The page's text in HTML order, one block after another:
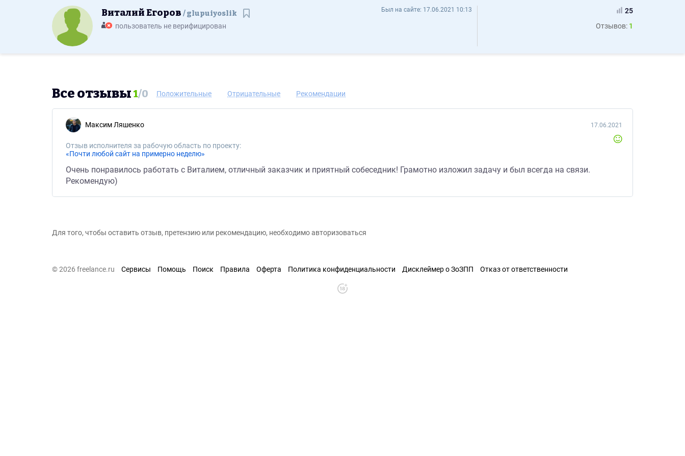
Виталий Егоров glupuiyoslik - Отзывы
Был на сайте: 17.06.2021 10:13
Виталий Егоров glupuiyoslik
пользователь не верифицирован
25
Отзывов: 1
Все отзывы1/0 Положительные Отрицательные Рекомендации
Максим Ляшенко
Отзыв исполнителя за рабочую область по проекту:
«Почти любой сайт на примерно неделю»
17.06.2021
Очень понравилось работать с Виталием, отличный заказчик и приятный собеседник! Грамотно изложил задачу и был всегда на связи.
Рекомендую)
Для того, чтобы оставить отзыв, претензию или рекомендацию, необходимо авторизоваться
© 2026 freelance.ru Сервисы Помощь Поиск Правила Оферта Политика конфиденциальности Дисклеймер о ЗоЗПП Отказ от ответственности